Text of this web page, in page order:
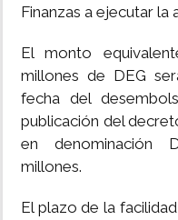
Finanzas a ejecutar la
El monto
millones de DEG
fecha del
publicación del
en denominación
millones.
El plazo de la